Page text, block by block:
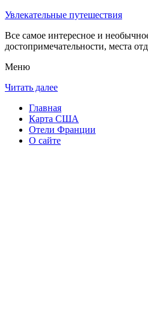
Увлекательные путешествия
Все самое интересное и
достопримечательности, места
Меню
Читать далее
Главная
Карта США
Отели Франции
О сайте